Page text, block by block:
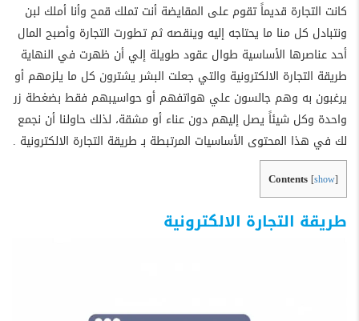
كانت التجارة قديماً تقوم على المقايضة أنت تملك قمح وأنا أملك لبن
ونتبادل كل منا ما يحتاجه إليه وينقصه ثم تطورت التجارة وأصبح المال
أحد عناصرها الأساسية طوال عقود طويلة إلي أن ظهرت في النهاية
طريقة التجارة الالكترونية والتي جعلت البشر يشترون كل ما يلزمهم أو
يرغبون به وهم جالسون علي هواتفهم أو حواسيبهم فقط بضغطة زر
واحدة وكل شيئاً يصل إليهم دون عناء أو مشقة، لذلك حاولنا أن نجمع
لك في هذا المحتوى الأساسيات المرتبطة بـ طريقة التجارة الالكترونية .
Contents [show]
طريقة التجارة الالكترونية